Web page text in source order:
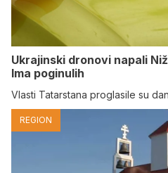
Ukrajinski dronovi napali
Ima poginulih
Vlasti Tatarstana proglasile su
REGION